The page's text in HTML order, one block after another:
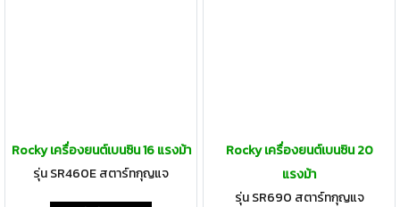
Rocky เครื่องยนต์เบนซิน 16 แรงม้า
รุ่น SR460E สตาร์ทกุญแจ
Rocky เครื่องยนต์เบนซิน 20
แรงม้า
รุ่น SR690 สตาร์ทกุญแจ